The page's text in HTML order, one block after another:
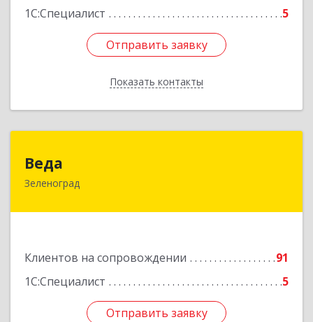
1С:Специалист
5
Отправить заявку
Показать контакты
Отправить заявку
Назад
Веда
Зеленоград
Клиентов на сопровождении
91
1С:Специалист
5
Отправить заявку
124683, Москва г, Зеленоград г, корпус 1504,
Отправить заявку